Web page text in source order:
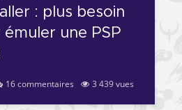
: plus besoin
une PSP
16 commentaires 3 439 vues